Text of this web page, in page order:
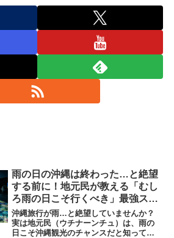
雨の日の沖縄は終わった…と絶望
する前に！地元民が教える「むし
ろ雨の日こそ行くべき」最強スポ
ット10選
沖縄旅行が雨…と絶望していませんか？
実は地元民（ウチナーンチュ）は、雨の
日こそ沖縄観光のチャンスだと知ってい